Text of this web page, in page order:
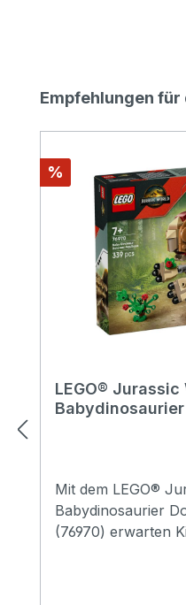
Produktgalerie
Empfehlungen für
Rabatt
%
LEGO® Jurassic
Mit dem LEGO®
Babydinosaurier
(76970) erwarten